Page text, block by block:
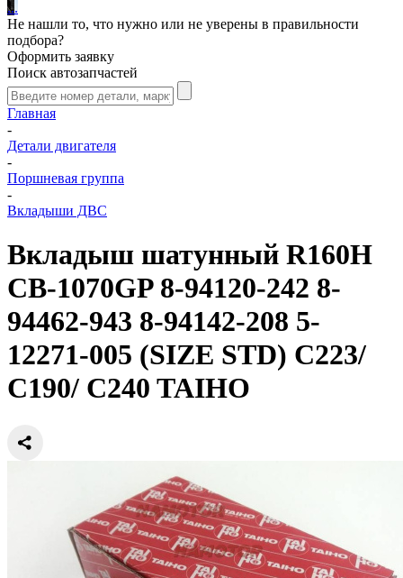
...
Не нашли то, что нужно или не уверены в правильности
подбора?
Оформить заявку
Поиск автозапчастей
Главная
-
Детали двигателя
-
Поршневая группа
-
Вкладыши ДВС
Вкладыш шатунный R160H
CB-1070GP 8-94120-242 8-
94462-943 8-94142-208 5-
12271-005 (SIZE STD) C223/
C190/ C240 TAIHO